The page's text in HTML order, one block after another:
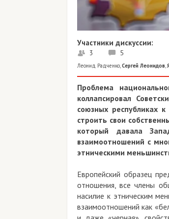
Участники дискуссии:
3 5
Леонид Радченко,Сергей Леонидов,
Проблема
коллапсировал
союзных республиках
строить свои
который давала
взаимоотношений с
этническими
Европейский образец
отношения, все члены
насилие к этническим
взаимоотношений как